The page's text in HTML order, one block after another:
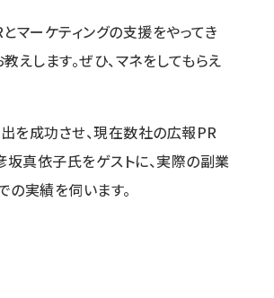
マーケティングの支援をやってき
します。ぜひ、マネをしてもらえ
出を成功させ、現在数社の広報PR
坂真依子氏をゲストに、実際の副業
実績を伺います。